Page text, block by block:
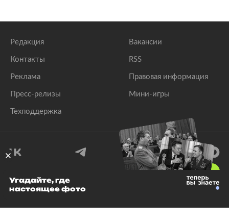
Редакция
Контакты
Реклама
Пресс-релизы
Техподдержка
Вакансии
RSS
Правовая информация
Мини-игры
© 1999–2026 Все права защищены.
Угадайте, где
настоящее фото